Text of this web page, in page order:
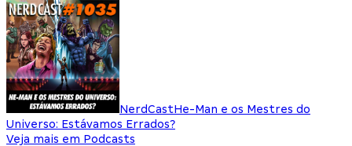
NerdCastHe-Man e os Mestres do
Universo: Estávamos Errados?
Veja mais em Podcasts